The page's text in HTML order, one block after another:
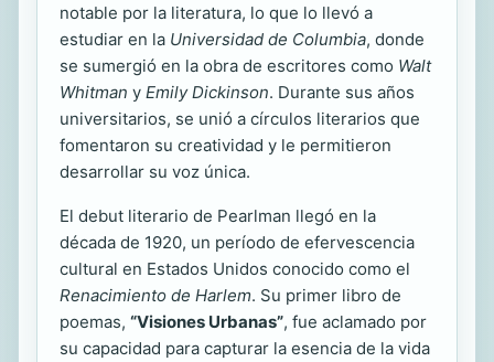
notable por la literatura, lo que lo llevó a
estudiar en la Universidad de Columbia, donde
se sumergió en la obra de escritores como Walt
Whitman y Emily Dickinson. Durante sus años
universitarios, se unió a círculos literarios que
fomentaron su creatividad y le permitieron
desarrollar su voz única.
El debut literario de Pearlman llegó en la
década de 1920, un período de efervescencia
cultural en Estados Unidos conocido como el
Renacimiento de Harlem. Su primer libro de
poemas, “Visiones Urbanas”, fue aclamado por
su capacidad para capturar la esencia de la vida